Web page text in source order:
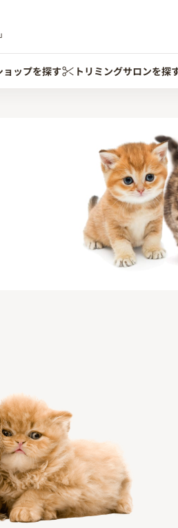
ョップを探す トリミングサロンを探